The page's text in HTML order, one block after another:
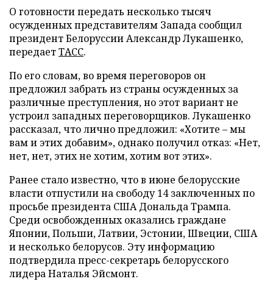
О готовности передать несколько тысяч
осужденных представителям Запада сообщил
президент Белоруссии Александр Лукашенко,
передаетТАСС.
По его словам, во время переговоров он
предложил забрать из страны осужденных за
различные преступления, но этот вариант не
устроил западных переговорщиков. Лукашенко
рассказал, что лично предложил: «Хотите – мы
вам и этих добавим», однако получил отказ: «Нет,
нет, нет, этих не хотим, хотим вот этих».
Ранее стало известно, что в июне белорусские
власти отпустили на свободу 14 заключенных по
просьбе президента США Дональда Трампа.
Среди освобожденных оказались граждане
Японии, Польши, Латвии, Эстонии, Швеции, США
и несколько белорусов. Эту информацию
подтвердила пресс-секретарь белорусского
лидера Наталья Эйсмонт.